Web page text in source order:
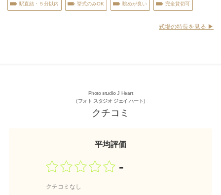
駅直結・５分以内 挙式のみOK 眺めが良い 完全貸切可
式場の特長を見る ▶︎
Photo studio J Heart
（フォト スタジオ ジェイ ハート）
クチコミ
平均評価
-
クチコミなし